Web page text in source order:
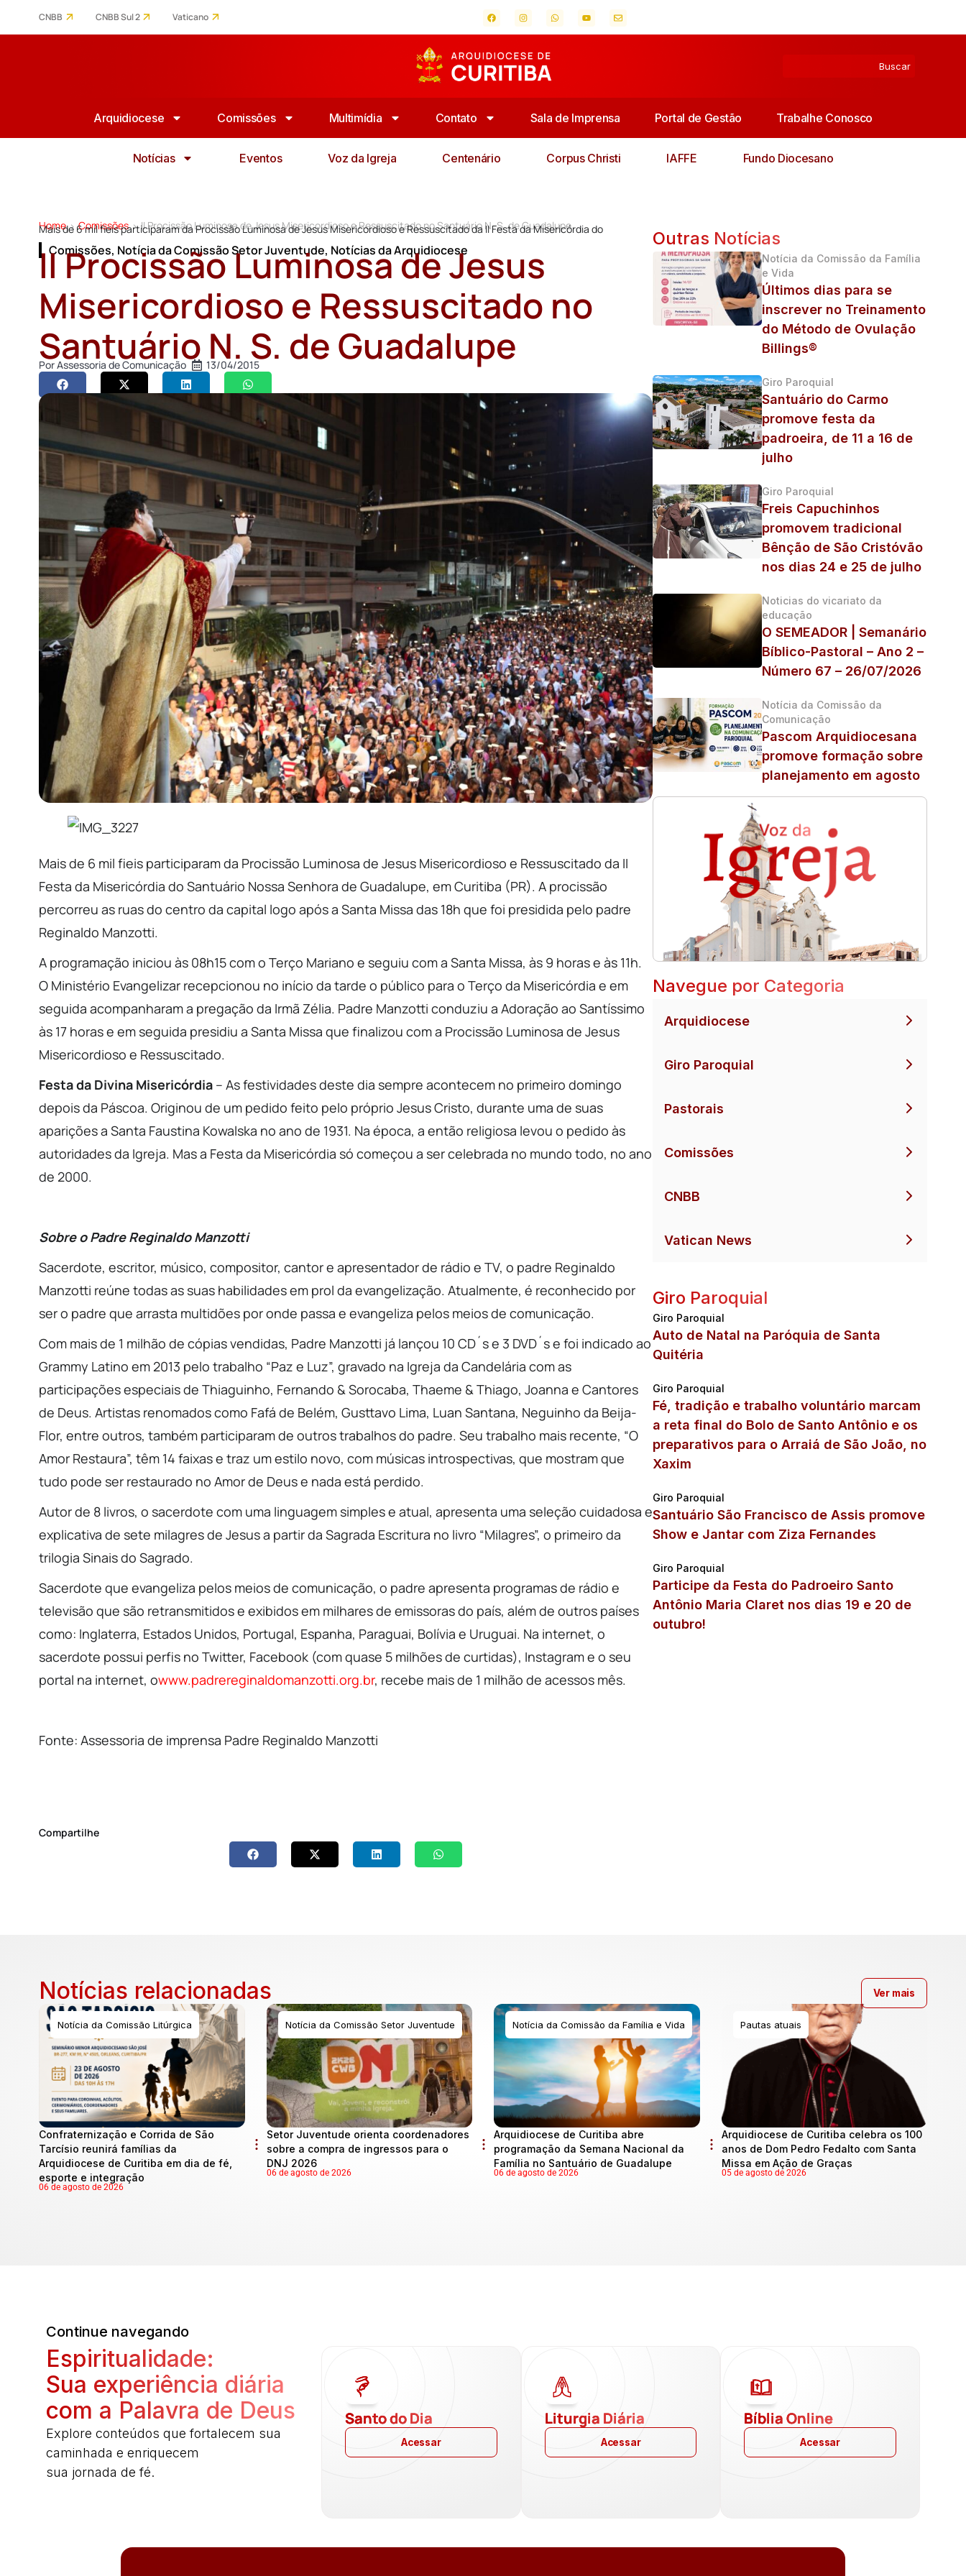
CNBB CNBB Sul 2 Vaticano
Arquidiocese Comissões Multimídia Contato Sala de Imprensa Portal de Gestão Trabalhe Conosco
Notícias Eventos Voz da Igreja Centenário Corpus Christi IAFFE Fundo Diocesano
Home > Comissões > II Procissão Luminosa de Jesus Misericordioso e Ressuscitado no Santuário N. S. de Guadalupe
Mais de 6 mil fieis participaram da Procissão Luminosa de Jesus Misericordioso e Ressuscitado da II Festa da Misericórdia do
Comissões, Notícia da Comissão Setor Juventude, Notícias da Arquidiocese
II Procissão Luminosa de Jesus
Misericordioso e Ressuscitado no
Santuário N. S. de Guadalupe
PorAssessoria de Comunicação 13/04/2015
Mais de 6 mil fieis participaram da Procissão Luminosa de Jesus Misericordioso e Ressuscitado da II
Festa da Misericórdia do Santuário Nossa Senhora de Guadalupe, em Curitiba (PR). A procissão
percorreu as ruas do centro da capital logo após a Santa Missa das 18h que foi presidida pelo padre
Reginaldo Manzotti.
A programação iniciou às 08h15 com o Terço Mariano e seguiu com a Santa Missa, às 9 horas e às 11h.
O Ministério Evangelizar recepcionou no início da tarde o público para o Terço da Misericórdia e em
seguida acompanharam a pregação da Irmã Zélia. Padre Manzotti conduziu a Adoração ao Santíssimo
às 17 horas e em seguida presidiu a Santa Missa que finalizou com a Procissão Luminosa de Jesus
Misericordioso e Ressuscitado.
Festa da Divina Misericórdia – As festividades deste dia sempre acontecem no primeiro domingo
depois da Páscoa. Originou de um pedido feito pelo próprio Jesus Cristo, durante uma de suas
aparições a Santa Faustina Kowalska no ano de 1931. Na época, a então religiosa levou o pedido às
autoridades da Igreja. Mas a Festa da Misericórdia só começou a ser celebrada no mundo todo, no ano
de 2000.
Sobre o Padre Reginaldo Manzotti
Sacerdote, escritor, músico, compositor, cantor e apresentador de rádio e TV, o padre Reginaldo
Manzotti reúne todas as suas habilidades em prol da evangelização. Atualmente, é reconhecido por
ser o padre que arrasta multidões por onde passa e evangeliza pelos meios de comunicação.
Com mais de 1 milhão de cópias vendidas, Padre Manzotti já lançou 10 CD´s e 3 DVD´s e foi indicado ao
Grammy Latino em 2013 pelo trabalho “Paz e Luz”, gravado na Igreja da Candelária com as
participações especiais de Thiaguinho, Fernando & Sorocaba, Thaeme & Thiago, Joanna e Cantores
de Deus. Artistas renomados como Fafá de Belém, Gusttavo Lima, Luan Santana, Neguinho da Beija-
Flor, entre outros, também participaram de outros trabalhos do padre. Seu trabalho mais recente, “O
Amor Restaura”, têm 14 faixas e traz um estilo novo, com músicas introspectivas, que mostram que
tudo pode ser restaurado no Amor de Deus e nada está perdido.
Autor de 8 livros, o sacerdote com uma linguagem simples e atual, apresenta uma seleção cuidadosa e
explicativa de sete milagres de Jesus a partir da Sagrada Escritura no livro “Milagres”, o primeiro da
trilogia Sinais do Sagrado.
Sacerdote que evangeliza pelos meios de comunicação, o padre apresenta programas de rádio e
televisão que são retransmitidos e exibidos em milhares de emissoras do país, além de outros países
como: Inglaterra, Estados Unidos, Portugal, Espanha, Paraguai, Bolívia e Uruguai. Na internet, o
sacerdote possui perfis no Twitter, Facebook (com quase 5 milhões de curtidas), Instagram e o seu
portal na internet, owww.padrereginaldomanzotti.org.br, recebe mais de 1 milhão de acessos mês.
Fonte: Assessoria de imprensa Padre Reginaldo Manzotti
Compartilhe
Outras Notícias
Notícia da Comissão da Família
e Vida
Últimos dias para se
inscrever no Treinamento
do Método de Ovulação
Billings®
Giro Paroquial
Santuário do Carmo
promove festa da
padroeira, de 11 a 16 de
julho
Giro Paroquial
Freis Capuchinhos
promovem tradicional
Bênção de São Cristóvão
nos dias 24 e 25 de julho
Noticias do vicariato da
educação
O SEMEADOR | Semanário
Bíblico-Pastoral – Ano 2 –
Número 67 – 26/07/2026
Notícia da Comissão da
Comunicação
Pascom Arquidiocesana
promove formação sobre
planejamento em agosto
Navegue por Categoria
Arquidiocese
Giro Paroquial
Pastorais
Comissões
CNBB
Vatican News
Giro Paroquial
Giro Paroquial
Auto de Natal na Paróquia de Santa
Quitéria
Giro Paroquial
Fé, tradição e trabalho voluntário marcam
a reta final do Bolo de Santo Antônio e os
preparativos para o Arraiá de São João, no
Xaxim
Giro Paroquial
Santuário São Francisco de Assis promove
Show e Jantar com Ziza Fernandes
Giro Paroquial
Participe da Festa do Padroeiro Santo
Antônio Maria Claret nos dias 19 e 20 de
outubro!
Notícias relacionadas
Notícia da Comissão Litúrgica
Confraternização e Corrida de São
Tarcísio reunirá famílias da
Arquidiocese de Curitiba em dia de fé,
esporte e integração
06 de agosto de 2026
Notícia da Comissão Setor Juventude
Setor Juventude orienta coordenadores
sobre a compra de ingressos para o
DNJ 2026
06 de agosto de 2026
Notícia da Comissão da Família e Vida
Arquidiocese de Curitiba abre
programação da Semana Nacional da
Família no Santuário de Guadalupe
06 de agosto de 2026
Pautas atuais
Arquidiocese de Curitiba celebra os 100
anos de Dom Pedro Fedalto com Santa
Missa em Ação de Graças
05 de agosto de 2026
Ver mais
Continue navegando
Espiritualidade:
Sua experiência diária
com a Palavra de Deus
Explore conteúdos que fortalecem sua
caminhada e enriquecem
sua jornada de fé.
Santo do Dia
Acessar
Liturgia Diária
Acessar
Bíblia Online
Acessar